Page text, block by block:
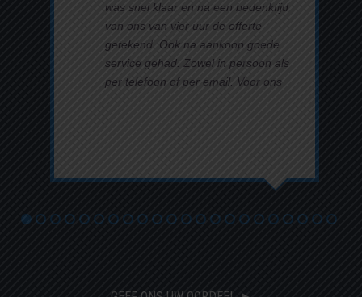
was snel klaar en na een bedenktijd
van ons van vier uur de offerte
getekend. Ook na aankoop goede
service gehad. Zowel in persoon als
per telefoon of per email. Voor ons